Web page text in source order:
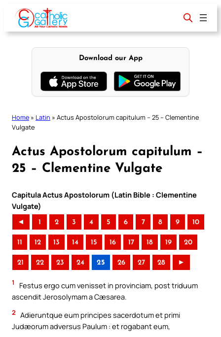
content
Download our App
Home » Latin » Actus Apostolorum capitulum – 25 – Clementine
Vulgate
Actus Apostolorum capitulum –
25 – Clementine Vulgate
Capitula Actus Apostolorum (Latin Bible : Clementine
Vulgate)
◄ 1 2 3 4 5 6 7 8 9 10
11 12 13 14 15 16 17 18 19 20
21 22 23 24 25 26 27 28 ►
1
Festus ergo cum venisset in provinciam, post triduum
ascendit Jerosolymam a Cæsarea.
2 Adieruntque eum principes sacerdotum et primi
Judæorum adversus Paulum : et rogabant eum,